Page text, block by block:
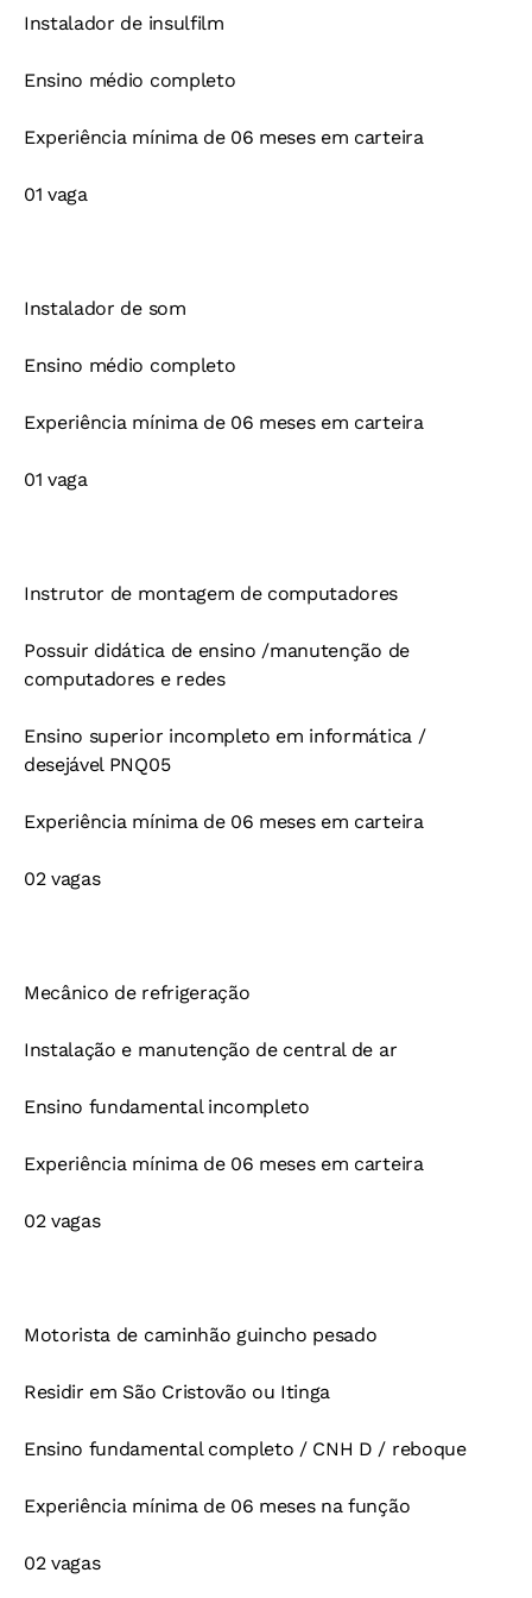
Instalador de insulfilm
Ensino médio completo
Experiência mínima de 06 meses em carteira
01 vaga
Instalador de som
Ensino médio completo
Experiência mínima de 06 meses em carteira
01 vaga
Instrutor de montagem de computadores
Possuir didática de ensino /manutenção de
computadores e redes
Ensino superior incompleto em informática /
desejável PNQ05
Experiência mínima de 06 meses em carteira
02 vagas
Mecânico de refrigeração
Instalação e manutenção de central de ar
Ensino fundamental incompleto
Experiência mínima de 06 meses em carteira
02 vagas
Motorista de caminhão guincho pesado
Residir em São Cristovão ou Itinga
Ensino fundamental completo / CNH D / reboque
Experiência mínima de 06 meses na função
02 vagas